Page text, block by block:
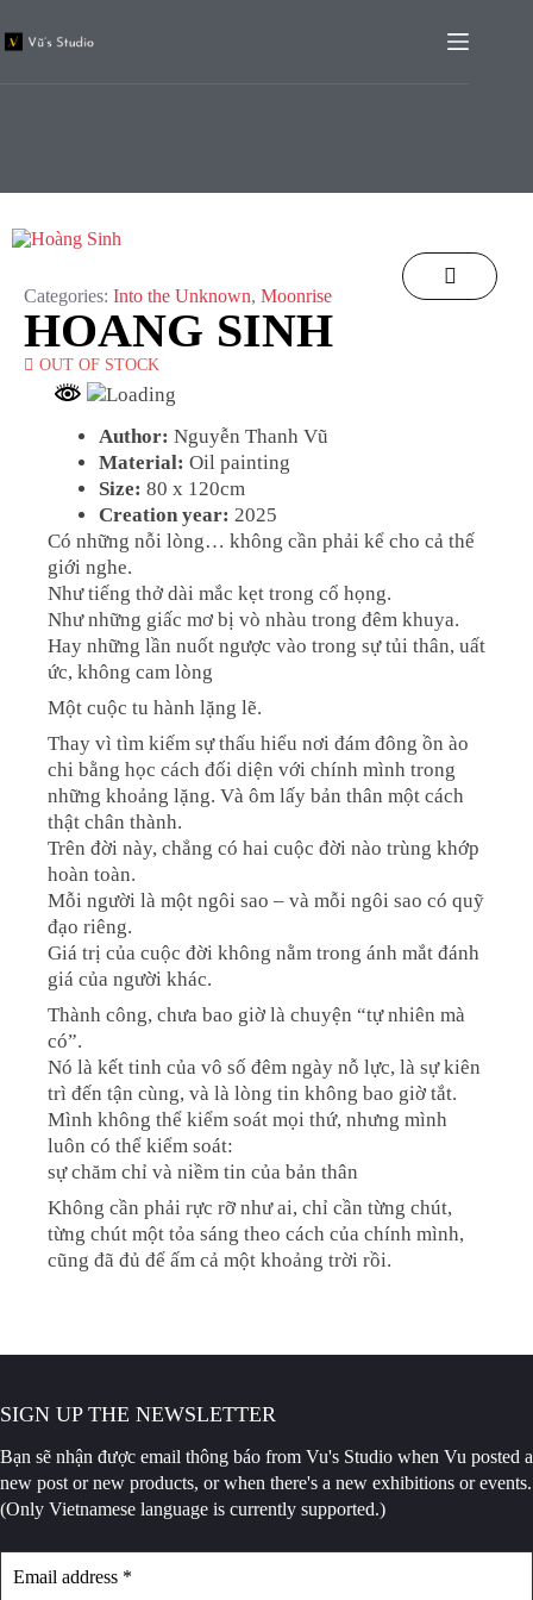
Categories: Into the Unknown, Moonrise
HOANG SINH
OUT OF STOCK
Author: Nguyễn Thanh Vũ
Material: Oil painting
Size: 80 x 120cm
Creation year: 2025
Có những nỗi lòng… không cần phải kể cho cả thế
giới nghe.
Như tiếng thở dài mắc kẹt trong cổ họng.
Như những giấc mơ bị vò nhàu trong đêm khuya.
Hay những lần nuốt ngược vào trong sự tủi thân, uất
ức, không cam lòng
Một cuộc tu hành lặng lẽ.
Thay vì tìm kiếm sự thấu hiểu nơi đám đông ồn ào
chi bằng học cách đối diện với chính mình trong
những khoảng lặng. Và ôm lấy bản thân một cách
thật chân thành.
Trên đời này, chẳng có hai cuộc đời nào trùng khớp
hoàn toàn.
Mỗi người là một ngôi sao – và mỗi ngôi sao có quỹ
đạo riêng.
Giá trị của cuộc đời không nằm trong ánh mắt đánh
giá của người khác.
Thành công, chưa bao giờ là chuyện “tự nhiên mà
có”.
Nó là kết tinh của vô số đêm ngày nỗ lực, là sự kiên
trì đến tận cùng, và là lòng tin không bao giờ tắt.
Mình không thể kiểm soát mọi thứ, nhưng mình
luôn có thể kiểm soát:
sự chăm chỉ và niềm tin của bản thân
Không cần phải rực rỡ như ai, chỉ cần từng chút,
từng chút một tỏa sáng theo cách của chính mình,
cũng đã đủ để ấm cả một khoảng trời rồi.
SIGN UP THE NEWSLETTER
Bạn sẽ nhận được email thông báo from Vu's Studio when Vu posted a
new post or new products, or when there's a new exhibitions or events.
(Only Vietnamese language is currently supported.)